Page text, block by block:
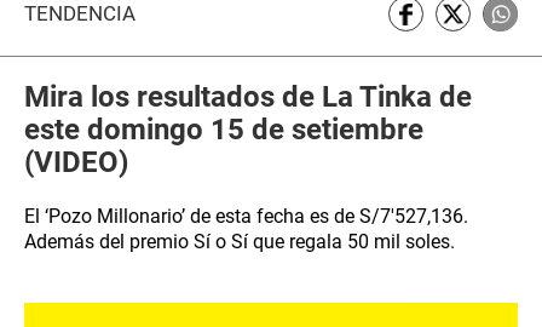
TENDENCIA
Mira los resultados de La Tinka de
este domingo 15 de setiembre
(VIDEO)
El ‘Pozo Millonario’ de esta fecha es de S/7′527,136.
Además del premio Sí o Sí que regala 50 mil soles.